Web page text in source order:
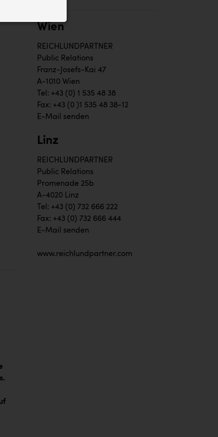
Wien
REICHLUNDPARTNER
Public Relations
Franz-Josefs-Kai 47
A-1010 Wien
Tel: +43 (0) 1 535 48 38
Fax: +43 (0 )1 535 48 38-12
E-Mail senden
Linz
REICHLUNDPARTNER
Public Relations
Promenade 25b
A-4020 Linz
Tel: +43 (0) 732 666 222
Fax: +43 (0) 732 666 444
E-Mail senden
www.reichlundpartner.com
Website